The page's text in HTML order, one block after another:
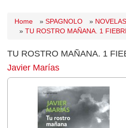
Home » SPAGNOLO » NOVELAS
» TU ROSTRO MAÑANA. 1
TU ROSTRO MAÑANA. 1
Javier Marías